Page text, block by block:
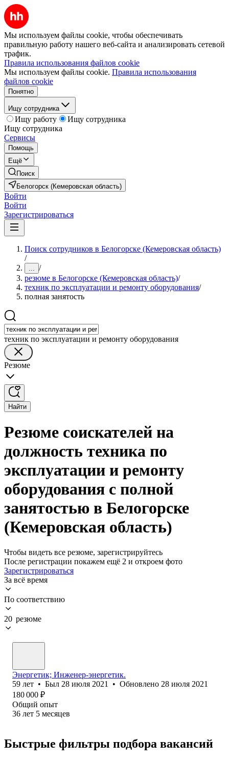
Мы используем файлы cookie, чтобы обеспечивать
правильную работу нашего веб-сайта и анализировать сетевой
трафик.
Правила использования файлов cookie
Мы используем файлы cookie. Правила использования
файлов cookie
Понятно
Ищу сотрудника
Ищу работу
Ищу сотрудника
Ищу сотрудника
Сервисы
Помощь
Ещё
Поиск
Белогорск (Кемеровская область)
Войти
Войти
Зарегистрироваться
Поиск сотрудников в Белогорске (Кемеровская область)
/
... /
резюме в Белогорске (Кемеровская область)/
техник по эксплуатации и ремонту оборудования/
полная занятость
техник по эксплуатации и ремонту оборудования
Резюме
Найти
Резюме соискателей на
должность техника по
эксплуатации и ремонту
оборудования с полной
занятостью в Белогорске
(Кемеровская область)
Чтобы видеть все резюме, зарегистрируйтесь
После регистрации покажем ещё 2 и откроем фото
Зарегистрироваться
За всё время
По соответствию
20 резюме
Энергетик; Инженер-энергетик.
59 лет • Был 28 июля 2021 • Обновлено 28 июля 2021
180 000 ₽
Общий опыт
36 лет 5 месяцев
Быстрые фильтры подбора вакансий